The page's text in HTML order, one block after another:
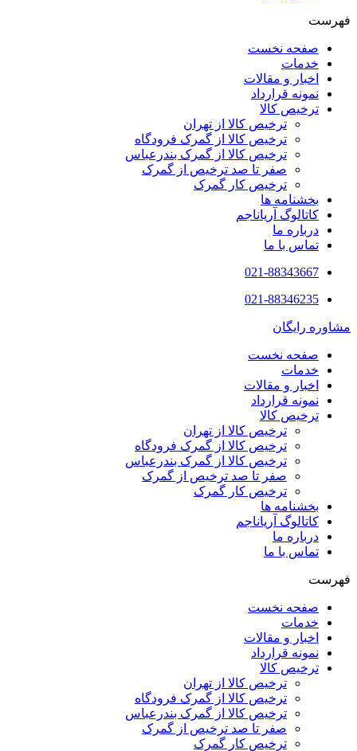
فهرست
صفحه نخست
خدمات
اخبار و مقالات
نمونه قرارداد
ترخیص کالا
ترخیص کالا از تهران
ترخیص کالا از گمرک فرودگاه
ترخیص کالا از گمرک بندرعباس
صفر تا صد ترخیص از گمرک
ترخیص کار گمرک
بخشنامه ها
کاتالوگ آریاناجم
درباره ما
تماس با ما
021-88343667
021-88346235
مشاوره رایگان
صفحه نخست
خدمات
اخبار و مقالات
نمونه قرارداد
ترخیص کالا
ترخیص کالا از تهران
ترخیص کالا از گمرک فرودگاه
ترخیص کالا از گمرک بندرعباس
صفر تا صد ترخیص از گمرک
ترخیص کار گمرک
بخشنامه ها
کاتالوگ آریاناجم
درباره ما
تماس با ما
فهرست
صفحه نخست
خدمات
اخبار و مقالات
نمونه قرارداد
ترخیص کالا
ترخیص کالا از تهران
ترخیص کالا از گمرک فرودگاه
ترخیص کالا از گمرک بندرعباس
صفر تا صد ترخیص از گمرک
ترخیص کار گمرک